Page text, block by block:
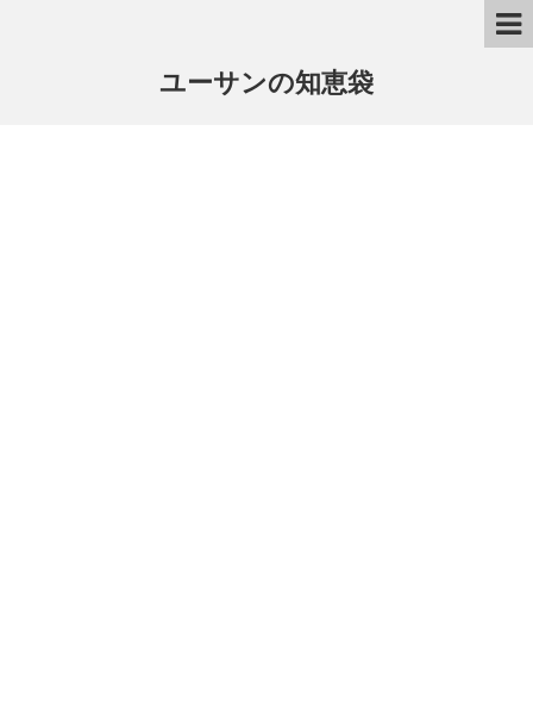
ユーサンの知恵袋